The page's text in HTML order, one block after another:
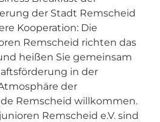
der Stadt Remscheid
Kooperation: Die
Remscheid richten das
heißen Sie gemeinsam
in der
der
Remscheid willkommen.
Remscheid e.V. sind